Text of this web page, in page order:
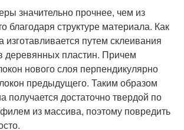
значительно прочнее, чем из
благодаря структуре материала. Как
изготавливается путем склеивания
деревянных пластин. Причем
нового слоя перпендикулярно
предыдущего. Таким образом
получается достаточно твердой по
из массива, поэтому повредить